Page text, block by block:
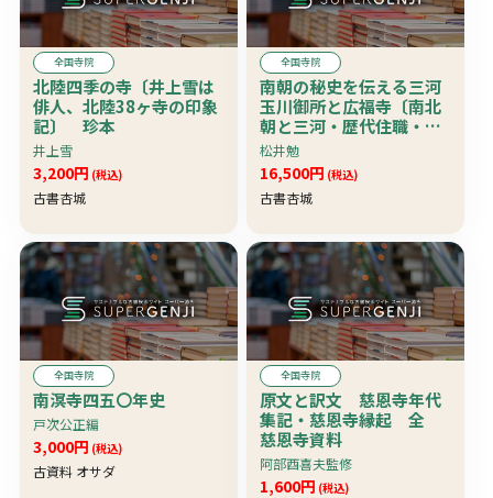
全国寺院
北陸四季の寺〔井上雪は
俳人、北陸38ヶ寺の印象
記〕 珍本
井上雪
3,200円 (税込)
古書杏城
全国寺院
南朝の秘史を伝える三河
玉川御所と広福寺〔南北
朝と三河・歴代住職・三
河南朝と神ヶ谷の主な氏
族他〕 珍資料
松井勉
16,500円 (税込)
古書杏城
全国寺院
南溟寺四五〇年史
戸次公正編
3,000円 (税込)
古資料 オサダ
全国寺院
原文と訳文 慈恩寺年代
集記・慈恩寺縁起 全
慈恩寺資料
阿部酉喜夫監修
1,600円 (税込)